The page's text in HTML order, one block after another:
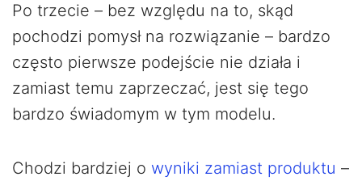
Po trzecie – bez względu na to, skąd
pochodzi pomysł na rozwiązanie – bardzo
często pierwsze podejście nie działa i
zamiast temu zaprzeczać, jest się tego
bardzo świadomym w tym modelu.
Chodzi bardziej o wyniki zamiast produktu –